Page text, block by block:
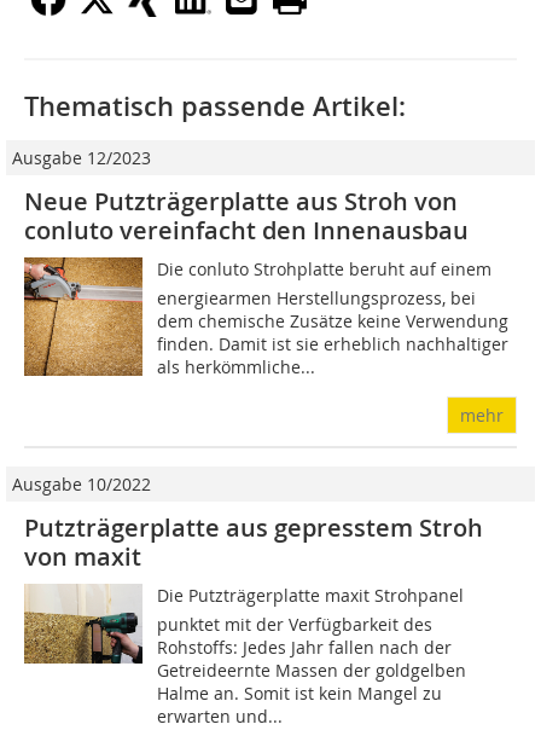
Thematisch passende Artikel:
Ausgabe 12/2023
Neue Putzträgerplatte aus Stroh von
conluto vereinfacht den Innenausbau
Die conluto Strohplatte beruht auf einem
energiearmen Herstellungsprozess, bei
dem chemische Zusätze keine Verwendung
finden. Damit ist sie erheblich nachhaltiger
als herkömmliche...
mehr
Ausgabe 10/2022
Putzträgerplatte aus gepresstem Stroh
von maxit
Die Putzträgerplatte maxit Strohpanel
punktet mit der Verfügbarkeit des
Rohstoffs: Jedes Jahr fallen nach der
Getreideernte Massen der goldgelben
Halme an. Somit ist kein Mangel zu
erwarten und...